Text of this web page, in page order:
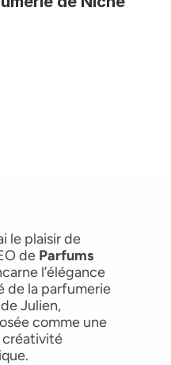
le plaisir de
de Parfums
l’élégance
de la parfumerie
Julien,
comme une
créativité